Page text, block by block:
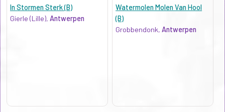
In Stormen Sterk (B)
Gierle (Lille), Antwerpen
Watermolen Molen Van Hool
(B)
Grobbendonk,Antwerpen